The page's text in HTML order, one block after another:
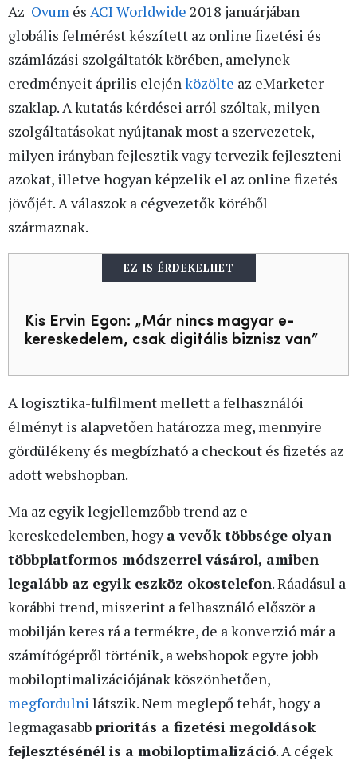
Az Ovum és ACI Worldwide 2018 januárjában
globális felmérést készített az online fizetési és
számlázási szolgáltatók körében, amelynek
eredményeit április elejénközölte az eMarketer
szaklap. A kutatás kérdései arról szóltak, milyen
szolgáltatásokat nyújtanak most a szervezetek,
milyen irányban fejlesztik vagy tervezik fejleszteni
azokat, illetve hogyan képzelik el az online fizetés
jövőjét. A válaszok a cégvezetők köréből
származnak.
EZ IS ÉRDEKELHET
Kis Ervin Egon: „Már nincs magyar e-
kereskedelem, csak digitális biznisz van”
A logisztika-fulfilment mellett a felhasználói
élményt is alapvetően határozza meg, mennyire
gördülékeny és megbízható a checkout és fizetés az
adott webshopban.
Ma az egyik legjellemzőbb trend az e-
kereskedelemben, hogya vevők többsége olyan
többplatformos módszerrel vásárol, amiben
legalább az egyik eszköz okostelefon. Ráadásul a
korábbi trend, miszerint a felhasználó először a
mobilján keres rá a termékre, de a konverzió már a
számítógépről történik, a webshopok egyre jobb
mobiloptimalizációjának köszönhetően,
megfordulni látszik. Nem meglepő tehát, hogy a
legmagasabb prioritás a fizetési megoldások
fejlesztésénél is a mobiloptimalizáció. A cégek